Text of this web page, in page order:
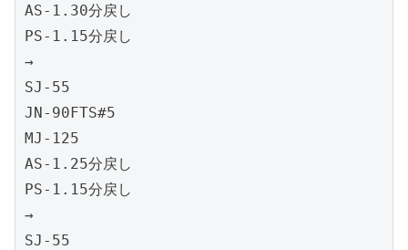
AS-1.30分戻し
PS-1.15分戻し
→
SJ-55
JN-90FTS#5
MJ-125
AS-1.25分戻し
PS-1.15分戻し
→
SJ-55